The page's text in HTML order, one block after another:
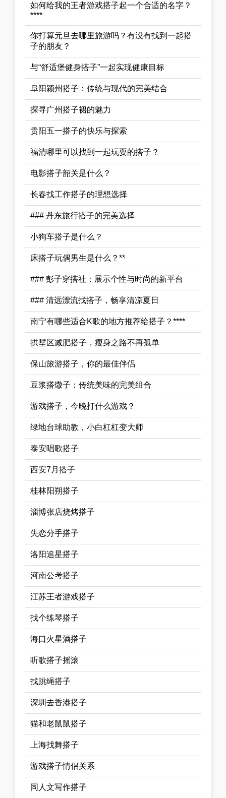
如何给我的王者游戏搭子起一个合适的名字？
****
你打算元旦去哪里旅游吗？有没有找到一起搭
子的朋友？
与“舒适堡健身搭子”一起实现健康目标
阜阳颍州搭子：传统与现代的完美结合
探寻广州搭子裙的魅力
贵阳五一搭子的快乐与探索
福清哪里可以找到一起玩耍的搭子？
电影搭子韶关是什么？
长春找工作搭子的理想选择
### 丹东旅行搭子的完美选择
小狗车搭子是什么？
床搭子玩偶男生是什么？**
### 彭子穿搭社：展示个性与时尚的新平台
### 清远漂流找搭子，畅享清凉夏日
南宁有哪些适合K歌的地方推荐给搭子？****
拱墅区减肥搭子，瘦身之路不再孤单
保山旅游搭子，你的最佳伴侣
豆浆搭馓子：传统美味的完美组合
游戏搭子，今晚打什么游戏？
绿地台球助教，小白杠杠变大师
泰安唱歌搭子
西安7月搭子
桂林阳朔搭子
淄博张店烧烤搭子
失恋分手搭子
洛阳追星搭子
河南公考搭子
江苏王者游戏搭子
找个练琴搭子
海口火星酒搭子
听歌搭子摇滚
找跳绳搭子
深圳去香港搭子
猫和老鼠鼠搭子
上海找舞搭子
游戏搭子情侣关系
同人文写作搭子